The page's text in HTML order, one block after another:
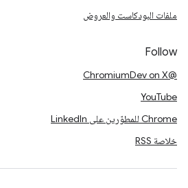
ملفات البودكاست والعروض
Follow
@ChromiumDev on X
YouTube
Chrome للمطوّرين على LinkedIn
خلاصة RSS